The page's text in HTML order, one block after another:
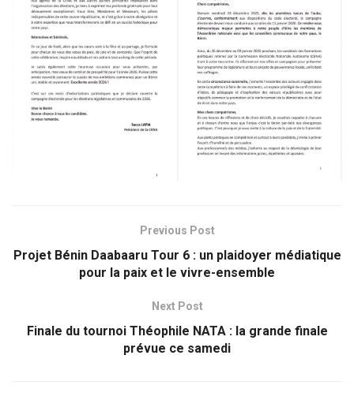
Previous Post
Projet Bénin Daabaaru Tour 6 : un plaidoyer médiatique
pour la paix et le vivre-ensemble
Next Post
Finale du tournoi Théophile NATA : la grande finale
prévue ce samedi